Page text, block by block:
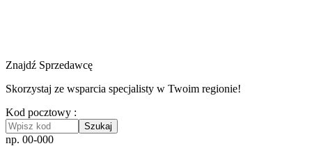
Znajdź Sprzedawcę
Skorzystaj ze wsparcia specjalisty w Twoim regionie!
Kod pocztowy :
Szukaj
np. 00-000